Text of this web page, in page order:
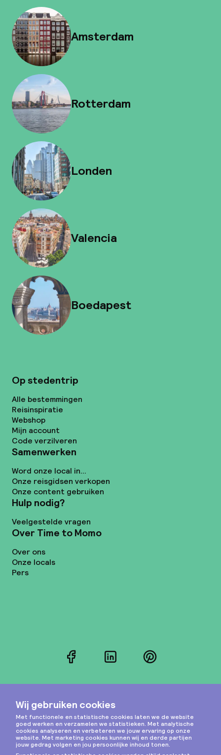
Amsterdam
Rotterdam
Londen
Valencia
Boedapest
Op stedentrip
Alle bestemmingen
Reisinspiratie
Webshop
Mijn account
Code verzilveren
Samenwerken
Word onze local in...
Onze reisgidsen verkopen
Onze content gebruiken
Hulp nodig?
Veelgestelde vragen
Over Time to Momo
Over ons
Onze locals
Pers
FacebookLinkedInPinterest
Instagram